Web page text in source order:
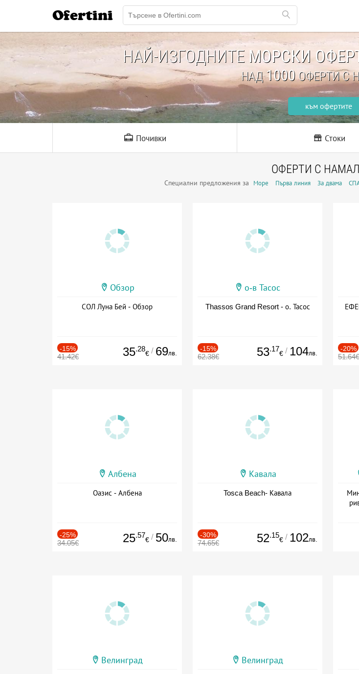
Ofertini
НАЙ-ИЗГОДНИТЕ МОРСКИ
НАД1000ОФЕРТИ С
към офертите
Почивки Стоки
ОФЕРТИ С
Специални предложения за Море Първа линия За двама
Обзор
СОЛ Луна Бей - Обзор
-15%
41.42€ 35.28
€ / 69лв.
о-в Тасос
Thassos Grand Resort - о. Тасос
-15%
62.38€ 53.17
€ / 104лв.
-20%
51.64€
Албена
Оазис - Албена
-25%
34.05€ 25.57
€ / 50лв.
Кавала
Tosca Beach- Кавала
-30%
74.65€ 52.15
€ / 102лв.
Велинград Велинград